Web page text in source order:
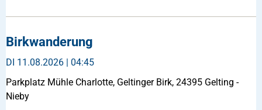
Birkwanderung
DI 11.08.2026 | 04:45
Parkplatz Mühle Charlotte, Geltinger Birk, 24395 Gelting -
Nieby